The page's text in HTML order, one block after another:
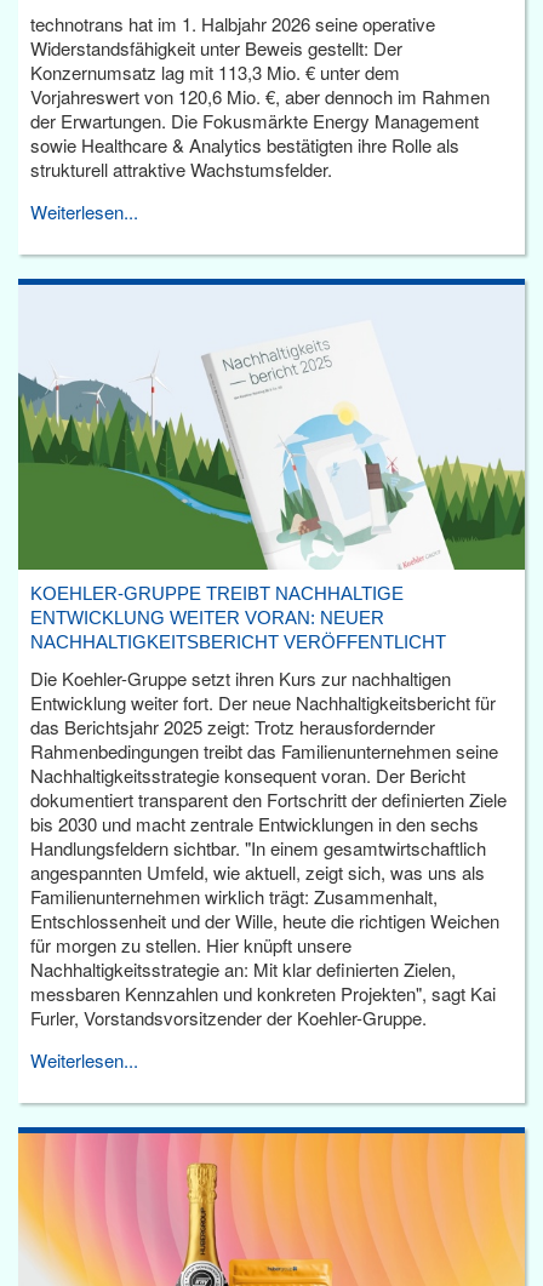
technotrans hat im 1. Halbjahr 2026 seine operative
Widerstandsfähigkeit unter Beweis gestellt: Der
Konzernumsatz lag mit 113,3 Mio. € unter dem
Vorjahreswert von 120,6 Mio. €, aber dennoch im Rahmen
der Erwartungen. Die Fokusmärkte Energy Management
sowie Healthcare & Analytics bestätigten ihre Rolle als
strukturell attraktive Wachstumsfelder.
Weiterlesen...
KOEHLER-GRUPPE TREIBT NACHHALTIGE
ENTWICKLUNG WEITER VORAN: NEUER
NACHHALTIGKEITSBERICHT VERÖFFENTLICHT
Die Koehler-Gruppe setzt ihren Kurs zur nachhaltigen
Entwicklung weiter fort. Der neue Nachhaltigkeitsbericht für
das Berichtsjahr 2025 zeigt: Trotz herausfordernder
Rahmenbedingungen treibt das Familienunternehmen seine
Nachhaltigkeitsstrategie konsequent voran. Der Bericht
dokumentiert transparent den Fortschritt der definierten Ziele
bis 2030 und macht zentrale Entwicklungen in den sechs
Handlungsfeldern sichtbar. "In einem gesamtwirtschaftlich
angespannten Umfeld, wie aktuell, zeigt sich, was uns als
Familienunternehmen wirklich trägt: Zusammenhalt,
Entschlossenheit und der Wille, heute die richtigen Weichen
für morgen zu stellen. Hier knüpft unsere
Nachhaltigkeitsstrategie an: Mit klar definierten Zielen,
messbaren Kennzahlen und konkreten Projekten", sagt Kai
Furler, Vorstandsvorsitzender der Koehler-Gruppe.
Weiterlesen...